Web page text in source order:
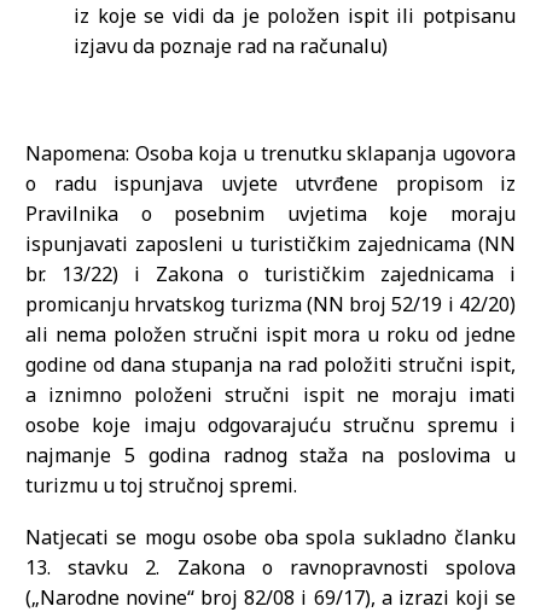
iz koje se vidi da je položen ispit ili potpisanu
izjavu da poznaje rad na računalu)
Napomena: Osoba koja u trenutku sklapanja ugovora
o radu ispunjava uvjete utvrđene propisom iz
Pravilnika o posebnim uvjetima koje moraju
ispunjavati zaposleni u turističkim zajednicama (NN
br. 13/22) i Zakona o turističkim zajednicama i
promicanju hrvatskog turizma (NN broj 52/19 i 42/20)
ali nema položen stručni ispit mora u roku od jedne
godine od dana stupanja na rad položiti stručni ispit,
a iznimno položeni stručni ispit ne moraju imati
osobe koje imaju odgovarajuću stručnu spremu i
najmanje 5 godina radnog staža na poslovima u
turizmu u toj stručnoj spremi.
Natjecati se mogu osobe oba spola sukladno članku
13. stavku 2. Zakona o ravnopravnosti spolova
(„Narodne novine“ broj 82/08 i 69/17), a izrazi koji se